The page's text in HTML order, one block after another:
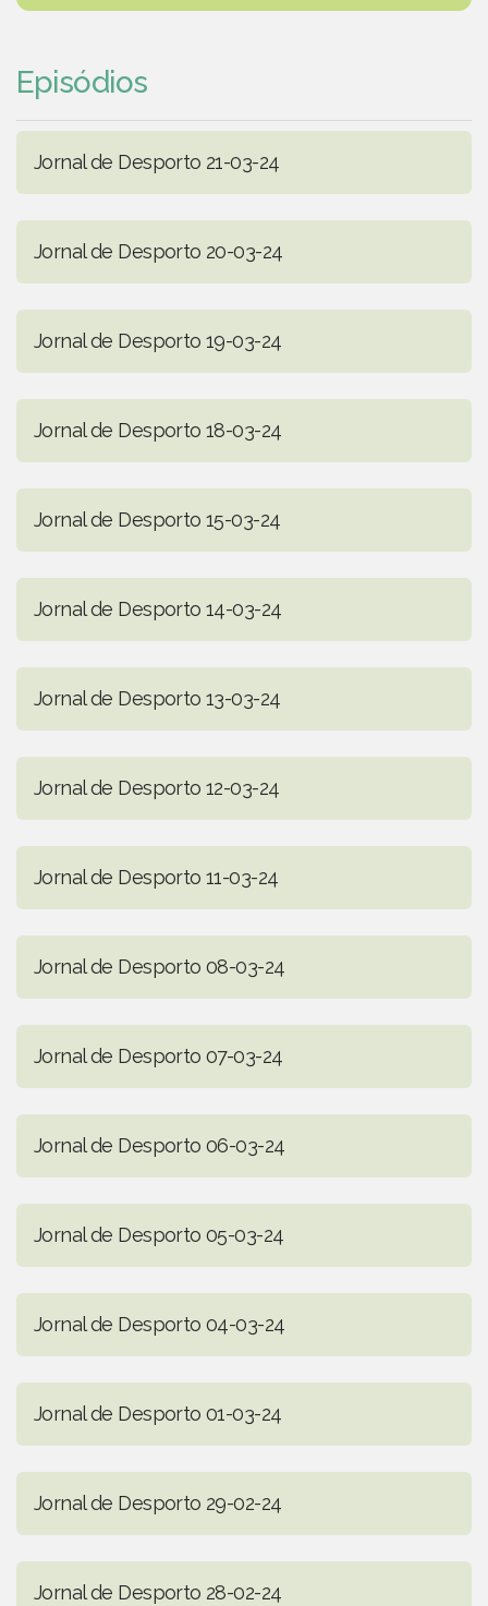
Episódios
Jornal de Desporto 21-03-24
Jornal de Desporto 20-03-24
Jornal de Desporto 19-03-24
Jornal de Desporto 18-03-24
Jornal de Desporto 15-03-24
Jornal de Desporto 14-03-24
Jornal de Desporto 13-03-24
Jornal de Desporto 12-03-24
Jornal de Desporto 11-03-24
Jornal de Desporto 08-03-24
Jornal de Desporto 07-03-24
Jornal de Desporto 06-03-24
Jornal de Desporto 05-03-24
Jornal de Desporto 04-03-24
Jornal de Desporto 01-03-24
Jornal de Desporto 29-02-24
Jornal de Desporto 28-02-24